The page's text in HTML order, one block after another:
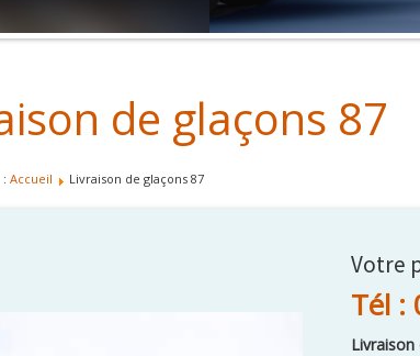
de glaçons 87
Accueil Livraison de glaçons 87
Votre
Tél :
Livraison